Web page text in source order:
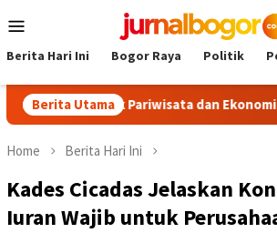
to
Menu
Berita Hari Ini Bogor Raya Politik
Berita Utama
Pariwisata dan Ekonomi Kabupaten
Home Berita Hari Ini
Kades Cicadas Jelaskan
Iuran Wajib untuk